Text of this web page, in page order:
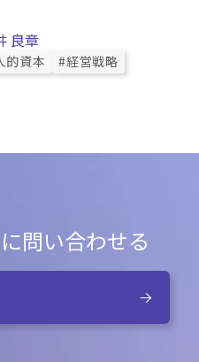
良章
的資本 #経営戦略
問い合わせる